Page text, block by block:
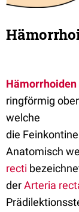
Hämorrhoiden
ringförmig
welche
die
Anatomisch
recti
derArteria